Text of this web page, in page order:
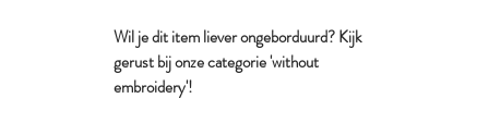
Wil je dit item liever ongeborduurd? Kijk
gerust bij onze categorie 'without
embroidery'!